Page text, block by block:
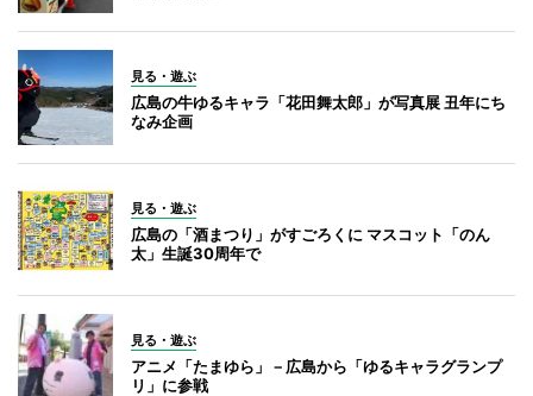
見る・遊ぶ
広島の牛ゆるキャラ「花田舞太郎」が写真展 丑年にち
なみ企画
見る・遊ぶ
広島の「酒まつり」がすごろくに マスコット「のん
太」生誕30周年で
見る・遊ぶ
アニメ「たまゆら」－広島から「ゆるキャラグランプ
リ」に参戦